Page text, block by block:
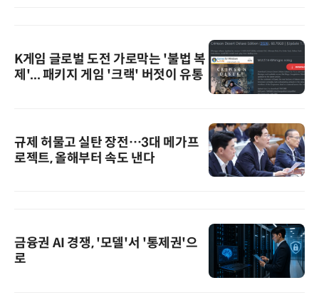
K게임 글로벌 도전 가로막는 '불법 복
제'... 패키지 게임 '크랙' 버젓이 유통
규제 허물고 실탄 장전…3대 메가프
로젝트, 올해부터 속도 낸다
금융권 AI 경쟁, '모델'서 '통제권'으
로